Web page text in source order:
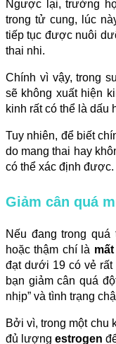
Ngược lại, trường
trong tử cung, lúc
tiếp tục được nuôi
thai nhi.
Chính vì vậy, trong
sẽ không xuất hiện
kinh rất có thể là dấu
Tuy nhiên, để biết
do mang thai hay
có thể xác định được.
Giảm cân quá
Nếu đang trong
hoặc thậm chí là
đạt dưới 19 có vẻ
bạn giảm cân quá
nhịp” và tình trạng
Bởi vì, trong một chu
đủ lượng estrogen